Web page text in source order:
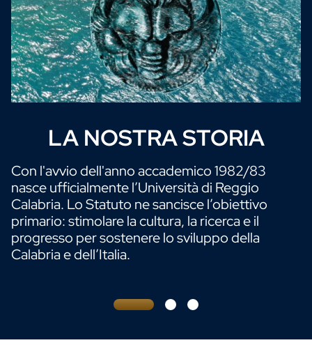
LA NOSTRA STORIA
Sottotitolo
Con l'avvio dell'anno accademico 1982/83
nasce ufficialmente l’Università di Reggio
Calabria. Lo Statuto ne sancisce l’obiettivo
primario: stimolare la cultura, la ricerca e il
progresso per sostenere lo sviluppo della
Calabria e dell’Italia.